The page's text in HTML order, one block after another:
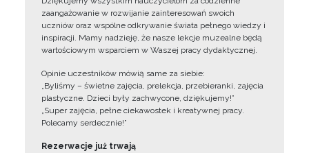
zaangażowanie w rozwijanie zainteresowań swoich
uczniów oraz wspólne odkrywanie świata pełnego wiedzy i
inspiracji. Mamy nadzieję, że nasze lekcje muzealne będą
wartościowym wsparciem w Waszej pracy dydaktycznej.
Opinie uczestników mówią same za siebie:
„Byliśmy – świetne zajęcia, prelekcja, przebieranki, zajęcia
plastyczne. Dzieci były zachwycone, dziękujemy!”
„Super zajęcia, pełne ciekawostek i kreatywnej pracy.
Polecamy serdecznie!”
Rezerwacje już trwają